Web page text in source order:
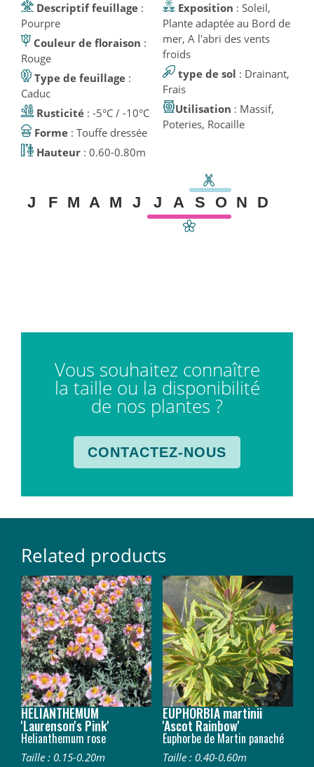
Descriptif feuillage :
Pourpre
Couleur de floraison :
Rouge
Type de feuillage :
Caduc
Rusticité : -5°C / -10°C
Forme : Touffe dressée
Hauteur : 0.60-0.80m
Exposition : Soleil,
Plante adaptée au Bord de
mer, A l'abri des vents
froids
type de sol : Drainant,
Frais
Utilisation : Massif,
Poteries, Rocaille
J F M A M J J A S O N D
Vous souhaitez connaître
la taille ou la disponibilité
de nos plantes ?
CONTACTEZ-NOUS
Related products
HELIANTHEMUM
'Laurenson's Pink'
Helianthemum rose
Taille : 0.15-0.20m
EUPHORBIA martinii
'Ascot Rainbow'
Euphorbe de Martin panaché
Taille : 0.40-0.60m